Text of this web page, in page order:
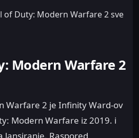
of Duty: Modern Warfare 2 sve
Modern Warfare 2
Warfare 2 je Infinity Ward-ov
Modern Warfare iz 2019. i